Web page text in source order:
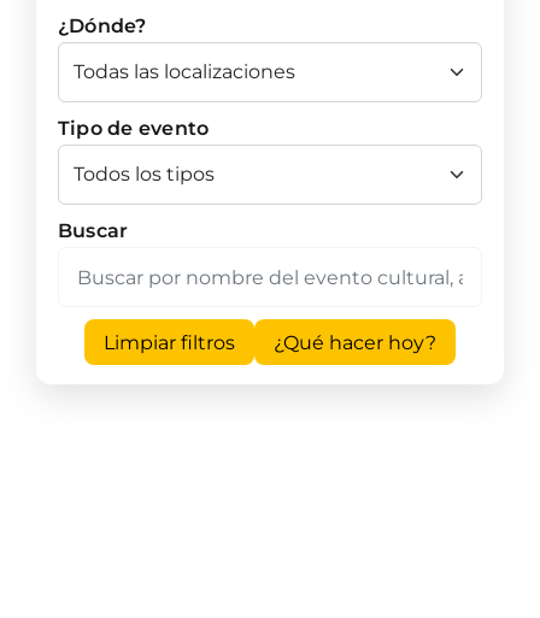
¿Dónde?
Tipo de evento
Buscar
Limpiar filtros ¿Qué hacer hoy?